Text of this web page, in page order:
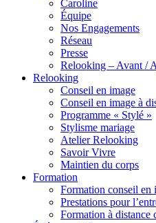
Caroline
Équipe
Nos Engagements
Réseau
Presse
Relooking – Avant /
Relooking
Conseil en image
Conseil en image à
Programme « Stylé »
Stylisme mariage
Atelier Relooking
Savoir Vivre
Maintien du corps
Formation
Formation conseil en
Prestations pour
Formation à distance